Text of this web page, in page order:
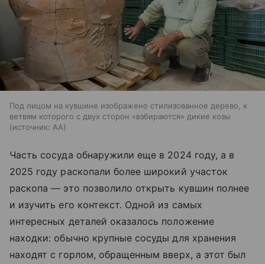
Под лицом на кувшине изображено стилизованное дерево, к
ветвям которого с двух сторон «взбираются» дикие козы
источник: AA
Часть сосуда обнаружили еще в 2024 году, а в
2025 году раскопали более широкий участок
раскопа — это позволило открыть кувшин полнее
и изучить его контекст. Одной из самых
интересных деталей оказалось положение
находки: обычно крупные сосуды для хранения
находят с горлом, обращенным вверх, а этот был